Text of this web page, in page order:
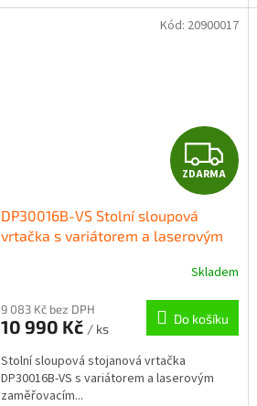
Z
D
R
M
A
ZDARMA
DP30016B-VS Stolní sloupová
vrtačka s variátorem a laserovým
Skladem
9 083 Kč bez DPH
10 990 Kč / ks
Do košíku
Stolní sloupová stojanová vrtačka
DP30016B-VS s variátorem a laserovým
zaměřovacím...
Kód: 20900017